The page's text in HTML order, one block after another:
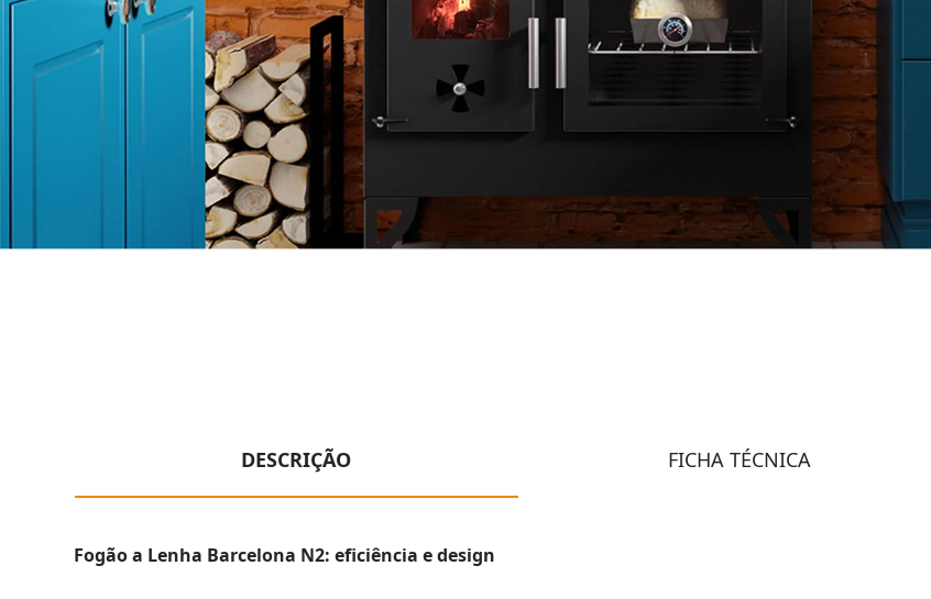
DESCRIÇÃO FICHA TÉCNICA
Fogão a Lenha Barcelona N2: eficiência e design